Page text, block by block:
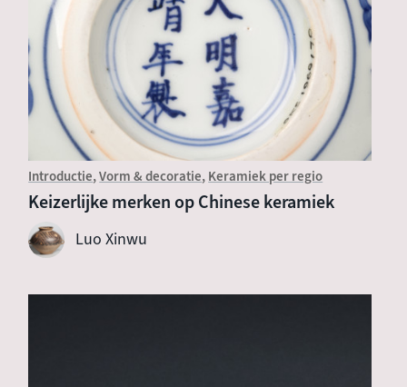
Introductie Vorm & decoratie Keramiek per regio
Keizerlijke merken op Chinese keramiek
Luo Xinwu